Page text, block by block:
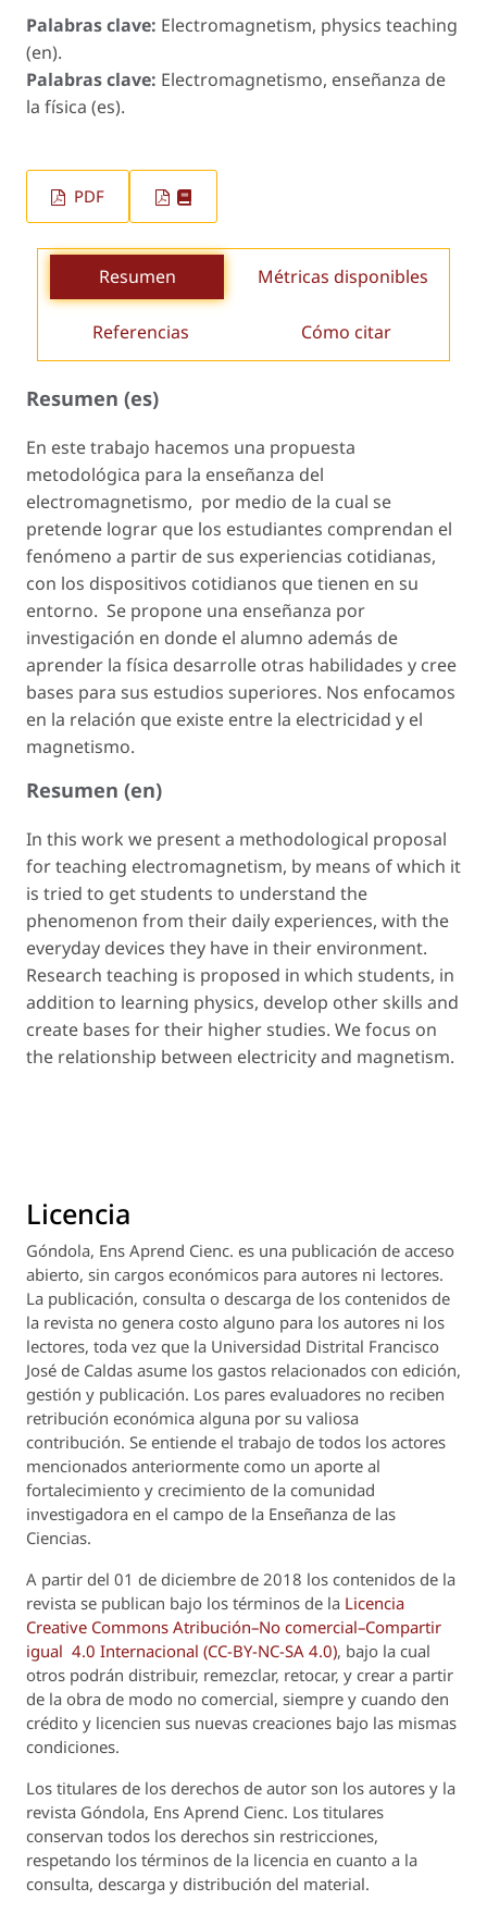
Palabras clave: Electromagnetism, physics teaching
(en).
Palabras clave: Electromagnetismo, enseñanza de
la física (es).
PDF
Resumen Métricas disponibles
Referencias Cómo citar
Resumen (es)
En este trabajo hacemos una propuesta
metodológica para la enseñanza del
electromagnetismo, por medio de la cual se
pretende lograr que los estudiantes comprendan el
fenómeno a partir de sus experiencias cotidianas,
con los dispositivos cotidianos que tienen en su
entorno. Se propone una enseñanza por
investigación en donde el alumno además de
aprender la física desarrolle otras habilidades y cree
bases para sus estudios superiores. Nos enfocamos
en la relación que existe entre la electricidad y el
magnetismo.
Resumen (en)
In this work we present a methodological proposal
for teaching electromagnetism, by means of which it
is tried to get students to understand the
phenomenon from their daily experiences, with the
everyday devices they have in their environment.
Research teaching is proposed in which students, in
addition to learning physics, develop other skills and
create bases for their higher studies. We focus on
the relationship between electricity and magnetism.
Licencia
Góndola, Ens Aprend Cienc. es una publicación de acceso
abierto, sin cargos económicos para autores ni lectores.
La publicación, consulta o descarga de los contenidos de
la revista no genera costo alguno para los autores ni los
lectores, toda vez que la Universidad Distrital Francisco
José de Caldas asume los gastos relacionados con edición,
gestión y publicación. Los pares evaluadores no reciben
retribución económica alguna por su valiosa
contribución. Se entiende el trabajo de todos los actores
mencionados anteriormente como un aporte al
fortalecimiento y crecimiento de la comunidad
investigadora en el campo de la Enseñanza de las
Ciencias.
A partir del 01 de diciembre de 2018 los contenidos de la
revista se publican bajo los términos de la Licencia
Creative Commons Atribución–No comercial–Compartir
igual 4.0 Internacional (CC-BY-NC-SA 4.0), bajo la cual
otros podrán distribuir, remezclar, retocar, y crear a partir
de la obra de modo no comercial, siempre y cuando den
crédito y licencien sus nuevas creaciones bajo las mismas
condiciones.
Los titulares de los derechos de autor son los autores y la
revista Góndola, Ens Aprend Cienc. Los titulares
conservan todos los derechos sin restricciones,
respetando los términos de la licencia en cuanto a la
consulta, descarga y distribución del material.